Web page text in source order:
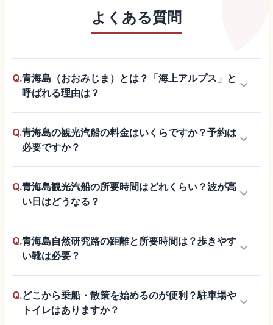
よくある質問
Q.青海島（おおみじま）とは？「海上アルプス」と
呼ばれる理由は？
keyboard_arrow_down
Q.青海島の観光汽船の料金はいくらですか？予約は
必要ですか？
keyboard_arrow_down
Q.青海島観光汽船の所要時間はどれくらい？波が高
い日はどうなる？
keyboard_arrow_down
Q.青海島自然研究路の距離と所要時間は？歩きやす
い靴は必要？
keyboard_arrow_down
Q.どこから乗船・散策を始めるのが便利？駐車場や
トイレはありますか？
keyboard_arrow_down